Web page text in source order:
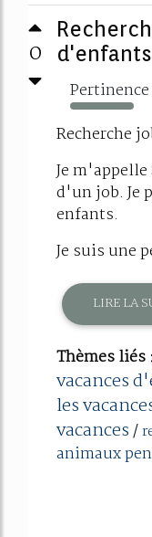
0
Pertinence
210%
Recherche
Je
d'un job. Je
enfants.
Je suis une
LIRE LA
Thèmes liés :
vacances
les
vacances/
animaux